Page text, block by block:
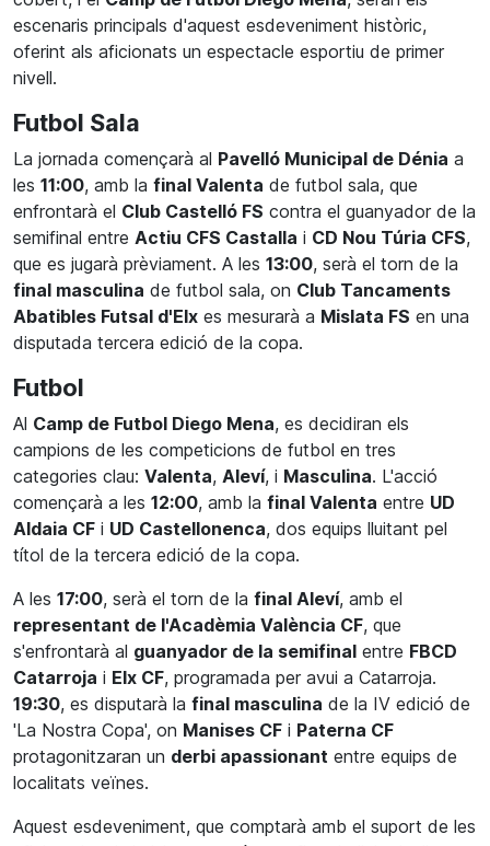
escenaris principals d'aquest esdeveniment històric,
oferint als aficionats un espectacle esportiu de primer
nivell.
Futbol Sala
La jornada començarà al Pavelló Municipal de Dénia a
les 11:00, amb la final Valenta de futbol sala, que
enfrontarà el Club Castelló FS contra el guanyador de la
semifinal entre Actiu CFS Castalla i CD Nou Túria CFS,
que es jugarà prèviament. A les 13:00, serà el torn de la
final masculina de futbol sala, on Club Tancaments
Abatibles Futsal d'Elx es mesurarà a Mislata FS en una
disputada tercera edició de la copa.
Futbol
Al Camp de Futbol Diego Mena, es decidiran els
campions de les competicions de futbol en tres
categories clau: Valenta, Aleví, i Masculina. L'acció
començarà a les 12:00, amb la final Valenta entre UD
Aldaia CF i UD Castellonenca, dos equips lluitant pel
títol de la tercera edició de la copa.
A les 17:00, serà el torn de la final Aleví, amb el
representant de l'Acadèmia València CF, que
s'enfrontarà al guanyador de la semifinal entre FBCD
Catarroja i Elx CF, programada per avui a Catarroja.
19:30, es disputarà la final masculina de la IV edició de
'La Nostra Copa', on Manises CF i Paterna CF
protagonitzaran un derbi apassionant entre equips de
localitats veïnes.
Aquest esdeveniment, que comptarà amb el suport de les